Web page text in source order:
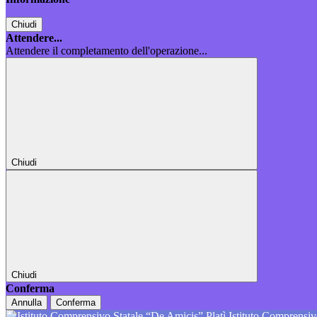
Chiudi
Attendere...
Attendere il completamento dell'operazione...
Chiudi
Chiudi
Conferma
Annulla Conferma